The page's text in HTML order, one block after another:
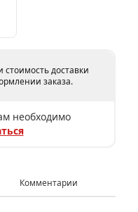
доставки
заказа.
необходимо
Комментарии